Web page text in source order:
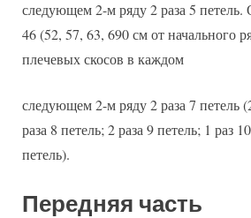
следующем 2-м ряду 2 раза 5 петель.
46 (52, 57, 63, 690 см от начального
плечевых скосов в каждом
следующем 2-м ряду 2 раза 7 петель
раза 8 петель; 2 раза 9 петель; 1 раз
петель).
Передняя часть